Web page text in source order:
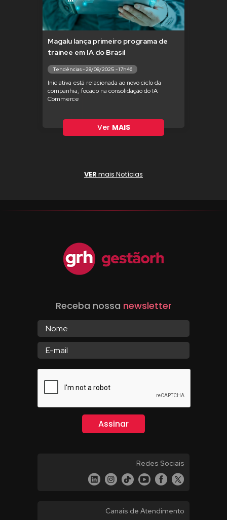
Magalu lança primeiro programa de
trainee em IA do Brasil
Tendências - 28/08/2025 - 17h46
Iniciativa está relacionada ao novo ciclo da
companhia, focado na consolidação do IA
Commerce
Ver MAIS
VER mais Notícias
Receba nossa newsletter
Redes Sociais
Canais de Atendimento